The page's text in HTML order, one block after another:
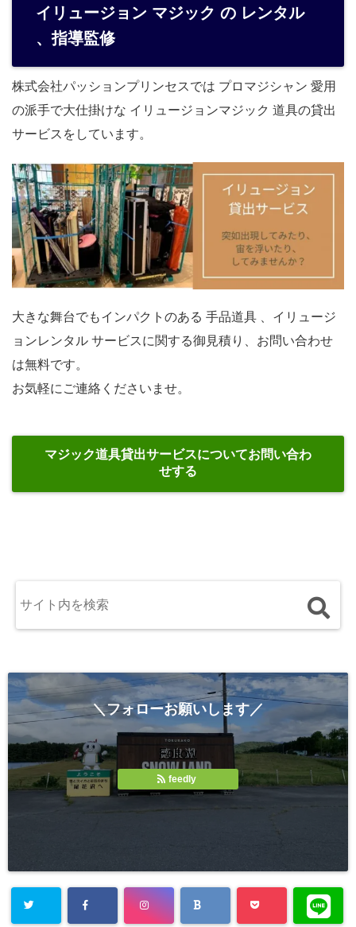
イリュージョン マジック の レンタル
、指導監修
株式会社パッションプリンセスでは プロマジシャン 愛用
の派手で大仕掛けな イリュージョンマジック 道具の貸出
サービスをしています。
大きな舞台でもインパクトのある 手品道具 、イリュージ
ョンレンタル サービスに関する御見積り、お問い合わせ
は無料です。
お気軽にご連絡くださいませ。
マジック道具貸出サービスについてお問い合わ
せする
＼フォローお願いします／
Follow
feedly